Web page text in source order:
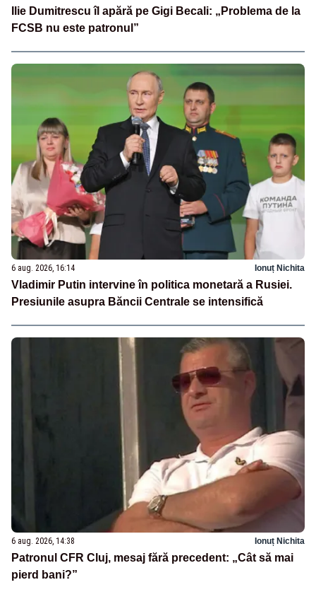
Ilie Dumitrescu îl apără pe Gigi Becali: „Problema de la
FCSB nu este patronul”
6 aug. 2026, 16:14 Ionuț Nichita
Vladimir Putin intervine în politica monetară a Rusiei.
Presiunile asupra Băncii Centrale se intensifică
6 aug. 2026, 14:38 Ionuț Nichita
Patronul CFR Cluj, mesaj fără precedent: „Cât să mai
pierd bani?”